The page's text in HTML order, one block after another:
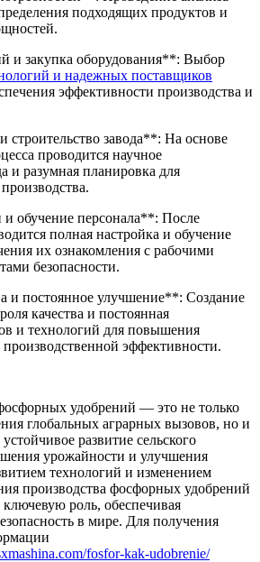
подходящих продуктов и
и закупка оборудования**: Выбор
и надежных поставщиков
эффективности производства и
строительство завода**: На основе
проводится научное
и разумная планировка для
обучение персонала**: После
полная настройка и обучение
их ознакомления с рабочими
безопасности.
и постоянное улучшение**: Создание
качества и постоянная
и технологий для повышения
эффективности.
удобрений — это не только
глобальных аграрных вызовов, но и
развитие сельского
урожайности и улучшения
технологий и изменением
производства фосфорных удобрений
ключевую роль, обеспечивая
в мире. Для получения
fosfor-kak-udobrenie/